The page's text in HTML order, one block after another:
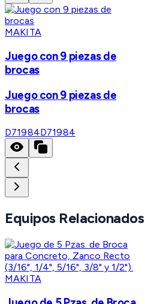
MAKITA
Juego con 9 piezas de
brocas
Juego con 9 piezas de
brocas
D71984D71984
Equipos Relacionados
MAKITA